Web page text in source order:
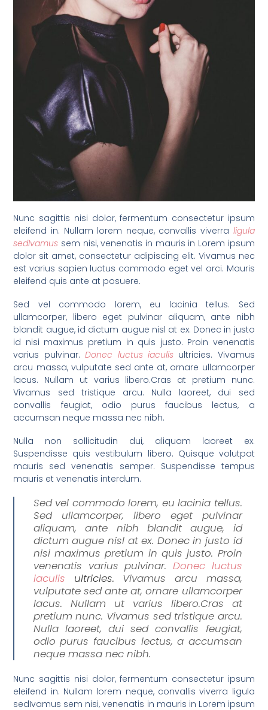
Nunc sagittis nisi dolor, fermentum consectetur ipsum
eleifend in. Nullam lorem neque, convallis viverra ligula
sedIvamus sem nisi, venenatis in mauris in Lorem ipsum
dolor sit amet, consectetur adipiscing elit. Vivamus nec
est varius sapien luctus commodo eget vel orci. Mauris
eleifend quis ante at posuere.
Sed vel commodo lorem, eu lacinia tellus. Sed
ullamcorper, libero eget pulvinar aliquam, ante nibh
blandit augue, id dictum augue nisl at ex. Donec in justo
id nisi maximus pretium in quis justo. Proin venenatis
varius pulvinar.Donec luctus iaculis ultricies. Vivamus
arcu massa, vulputate sed ante at, ornare ullamcorper
lacus. Nullam ut varius libero.Cras at pretium nunc.
Vivamus sed tristique arcu. Nulla laoreet, dui sed
convallis feugiat, odio purus faucibus lectus, a
accumsan neque massa nec nibh.
Nulla non sollicitudin dui, aliquam laoreet ex.
Suspendisse quis vestibulum libero. Quisque volutpat
mauris sed venenatis semper. Suspendisse tempus
mauris et venenatis interdum.
Sed vel commodo lorem, eu lacinia tellus.
Sed ullamcorper, libero eget pulvinar
aliquam, ante nibh blandit augue, id
dictum augue nisl at ex. Donec in justo id
nisi maximus pretium in quis justo. Proin
venenatis varius pulvinar. Donec luctus
iaculis ultricies. Vivamus arcu massa,
vulputate sed ante at, ornare ullamcorper
lacus. Nullam ut varius libero.Cras at
pretium nunc. Vivamus sed tristique arcu.
Nulla laoreet, dui sed convallis feugiat,
odio purus faucibus lectus, a accumsan
neque massa nec nibh.
Nunc sagittis nisi dolor, fermentum consectetur ipsum
eleifend in. Nullam lorem neque, convallis viverra ligula
sedIvamus sem nisi, venenatis in mauris in Lorem ipsum